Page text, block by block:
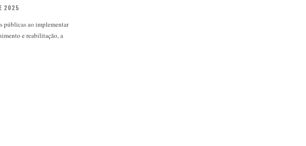
2025
públicas ao implementar